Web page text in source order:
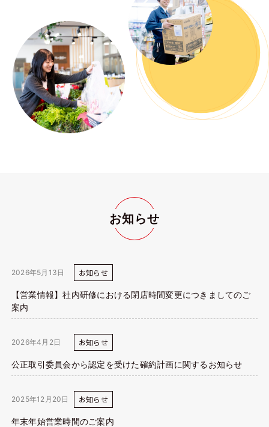
お知らせ
2026年5月13日 お知らせ
【営業情報】社内研修における閉店時間変更につきましてのご
案内
2026年4月2日 お知らせ
公正取引委員会から認定を受けた確約計画に関するお知らせ
2025年12月20日 お知らせ
年末年始営業時間のご案内